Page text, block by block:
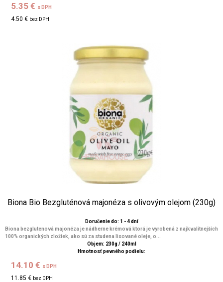
5.35 € s DPH
4.50 € bez DPH
Biona Bio Bezgluténová majonéza s olivovým olejom (230g)
Doručenie do: 1 - 4 dní
Biona bezglutenová majonéza je nádherne krémová ktorá je vyrobená z najkvalitnejších
100% organických zložiek, ako sú za studena lisované oleje, o...
Objem: 230g / 240ml
Hmotnosť pevného podielu:
14.10 € s DPH
11.85 € bez DPH